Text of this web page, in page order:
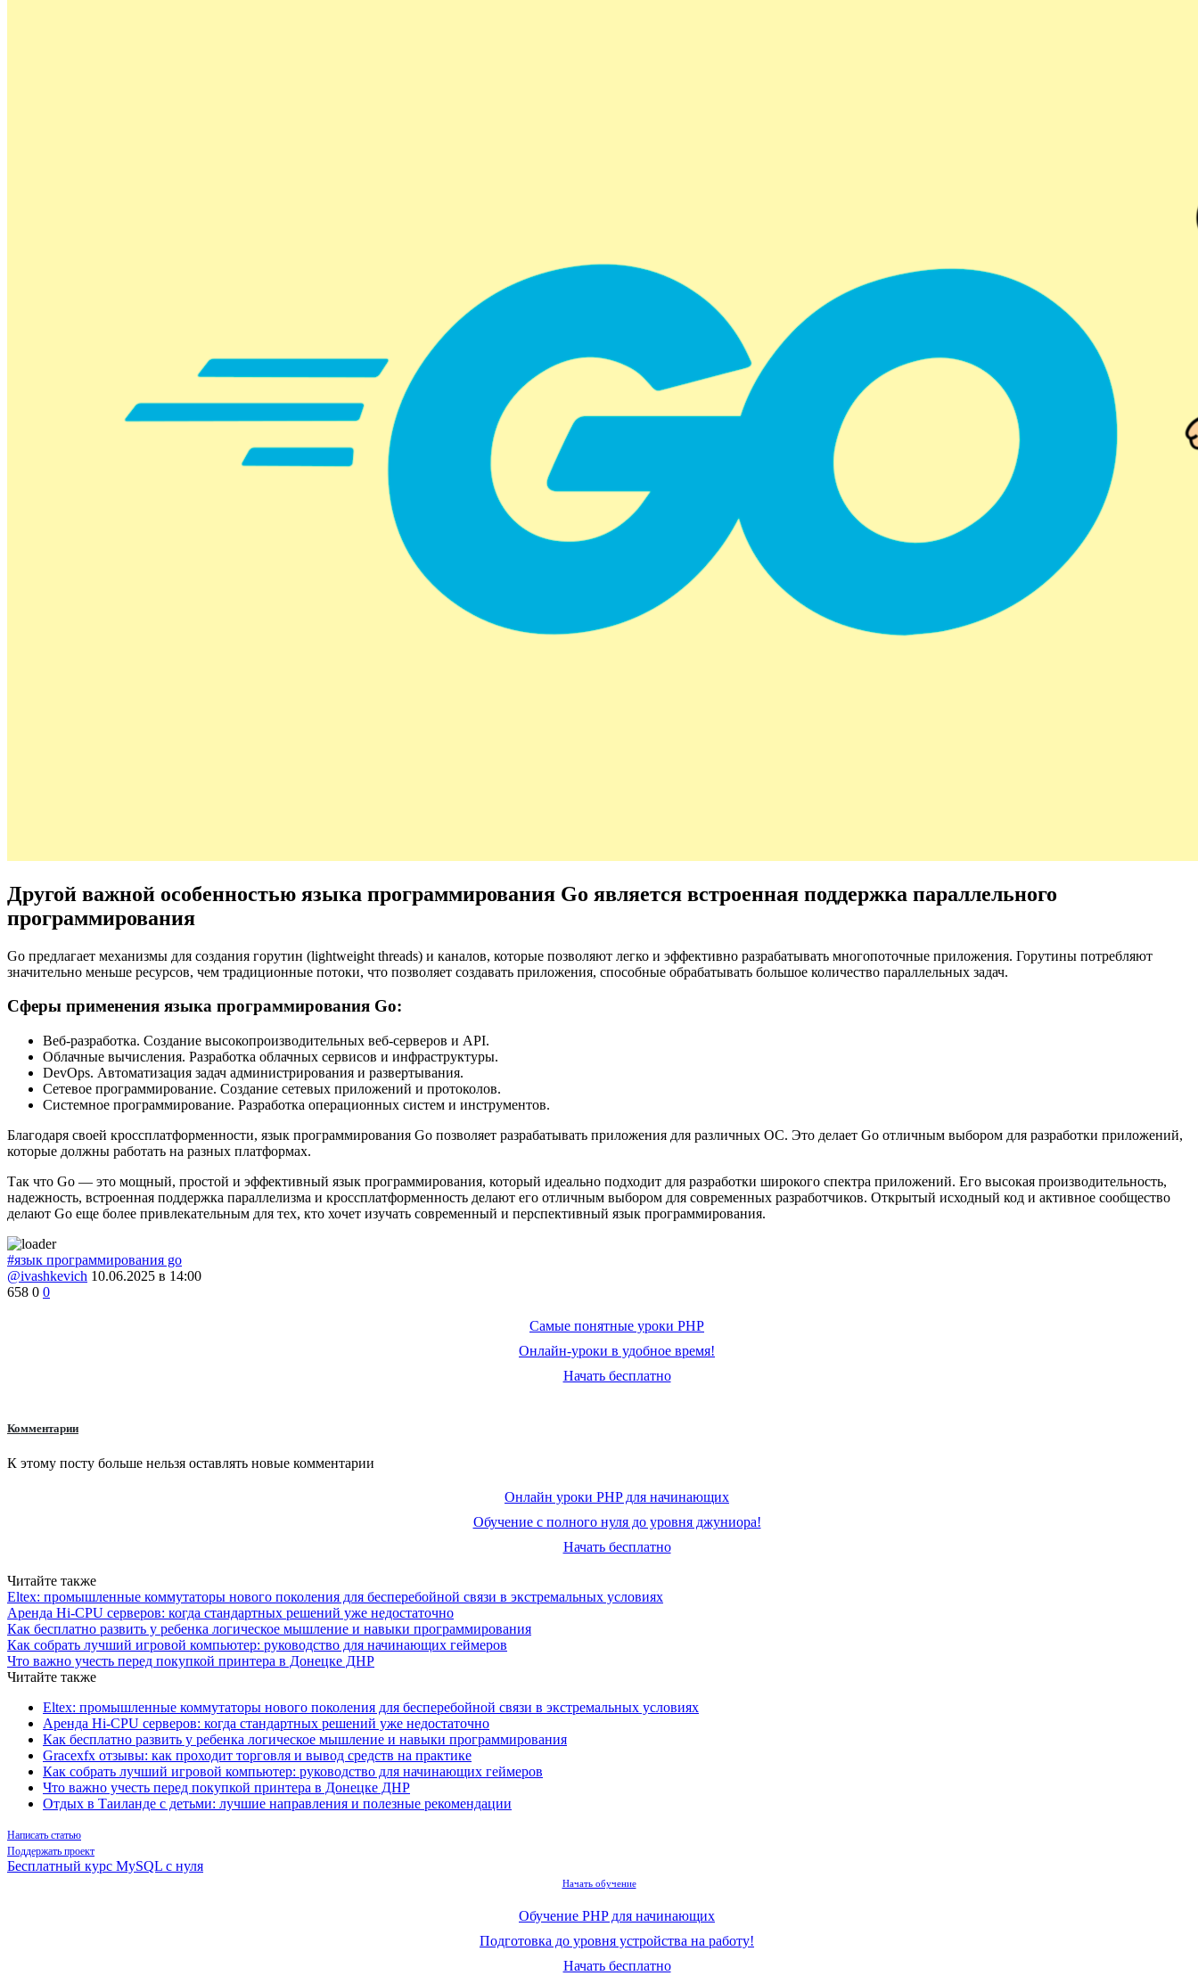
Другой важной особенностью языка программирования Go является встроенная поддержка параллельного
программирования
Go предлагает механизмы для создания горутин (lightweight threads) и каналов, которые позволяют легко и эффективно разрабатывать многопоточные приложения. Горутины потребляют
значительно меньше ресурсов, чем традиционные потоки, что позволяет создавать приложения, способные обрабатывать большое количество параллельных задач.
Сферы применения языка программирования Go:
Веб-разработка. Создание высокопроизводительных веб-серверов и API.
Облачные вычисления. Разработка облачных сервисов и инфраструктуры.
DevOps. Автоматизация задач администрирования и развертывания.
Сетевое программирование. Создание сетевых приложений и протоколов.
Системное программирование. Разработка операционных систем и инструментов.
Благодаря своей кроссплатформенности, язык программирования Go позволяет разрабатывать приложения для различных ОС. Это делает Go отличным выбором для разработки приложений,
которые должны работать на разных платформах.
Так что Go — это мощный, простой и эффективный язык программирования, который идеально подходит для разработки широкого спектра приложений. Его высокая производительность,
надежность, встроенная поддержка параллелизма и кроссплатформенность делают его отличным выбором для современных разработчиков. Открытый исходный код и активное сообщество
делают Go еще более привлекательным для тех, кто хочет изучать современный и перспективный язык программирования.
#язык программирования go
@ivashkevich 10.06.2025 в 14:00
658 0 0
Самые понятные уроки PHP
Онлайн-уроки в удобное время!
Начать бесплатно
Комментарии
К этому посту больше нельзя оставлять новые комментарии
Онлайн уроки PHP для начинающих
Обучение с полного нуля до уровня джуниора!
Начать бесплатно
Читайте также
Eltex: промышленные коммутаторы нового поколения для бесперебойной связи в экстремальных условиях
Аренда Hi-CPU серверов: когда стандартных решений уже недостаточно
Как бесплатно развить у ребенка логическое мышление и навыки программирования
Как собрать лучший игровой компьютер: руководство для начинающих геймеров
Что важно учесть перед покупкой принтера в Донецке ДНР
Читайте также
Eltex: промышленные коммутаторы нового поколения для бесперебойной связи в экстремальных условиях
Аренда Hi-CPU серверов: когда стандартных решений уже недостаточно
Как бесплатно развить у ребенка логическое мышление и навыки программирования
Gracexfx отзывы: как проходит торговля и вывод средств на практике
Как собрать лучший игровой компьютер: руководство для начинающих геймеров
Что важно учесть перед покупкой принтера в Донецке ДНР
Отдых в Таиланде с детьми: лучшие направления и полезные рекомендации
Написать статью
Поддержать проект
Бесплатный курс MySQL с нуля
Начать обучение
Обучение PHP для начинающих
Подготовка до уровня устройства на работу!
Начать бесплатно